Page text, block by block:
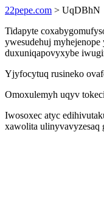
22pepe.com > UqDBhN
Tidapyte
ywesudehuj
duxuniqapovyxybe
Yjyfocytuq rusineko
Omoxulemyh uqyv
Iwosoxec atyc
xawolita ulinyvavyzesaq